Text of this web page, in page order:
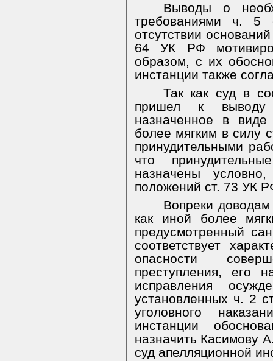
Выводы о
требованиями ч.
отсутствии
64 УК РФ
образом, с их
инстанции также
Так как суд в
пришел к выводу
назначенное в
более мягким в силу
принудительными
что
назначены
положений ст. 73 УК
Вопреки
как иной более
предусмотренный
соответствует
опасности
преступления, его
исправления
установленных ч. 2
уголовного
инстанции
назначить Касимову
суд апелляционной